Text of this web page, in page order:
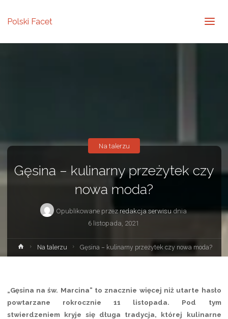
Polski Facet
Gęsina – kulinarny przeżytek czy
nowa moda?
Opublikowane przezredakcja serwisudnia
6 listopada, 2021
Na talerzu
Strona
główna
Na talerzu Gęsina – kulinarny przeżytek czy nowa moda?
„Gęsina na św. Marcina” to znacznie więcej niż utarte hasło
powtarzane rokrocznie 11 listopada. Pod tym
stwierdzeniem kryje się długa tradycja, której kulinarne